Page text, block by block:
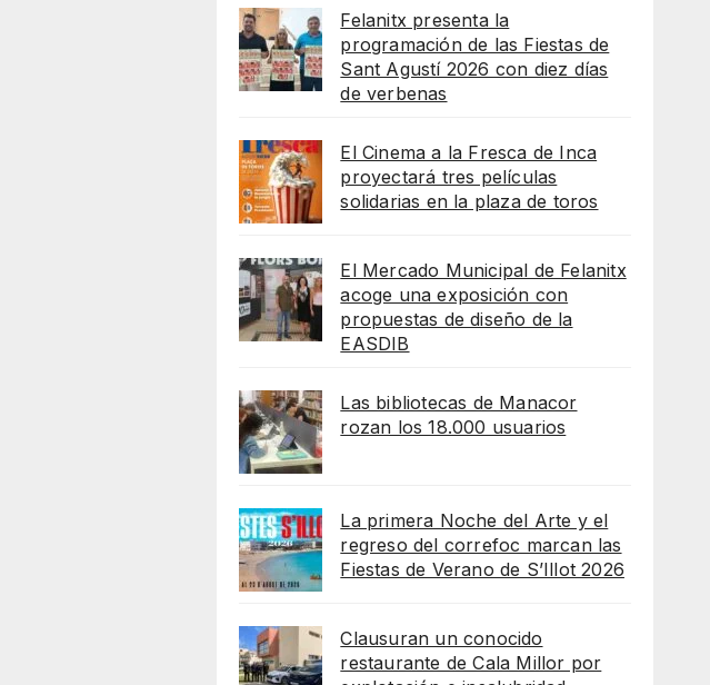
Felanitx presenta la
programación de las Fiestas de
Sant Agustí 2026 con diez días
de verbenas
El Cinema a la Fresca de Inca
proyectará tres películas
solidarias en la plaza de toros
El Mercado Municipal de Felanitx
acoge una exposición con
propuestas de diseño de la
EASDIB
Las bibliotecas de Manacor
rozan los 18.000 usuarios
La primera Noche del Arte y el
regreso del correfoc marcan las
Fiestas de Verano de S’Illot 2026
Clausuran un conocido
restaurante de Cala Millor por